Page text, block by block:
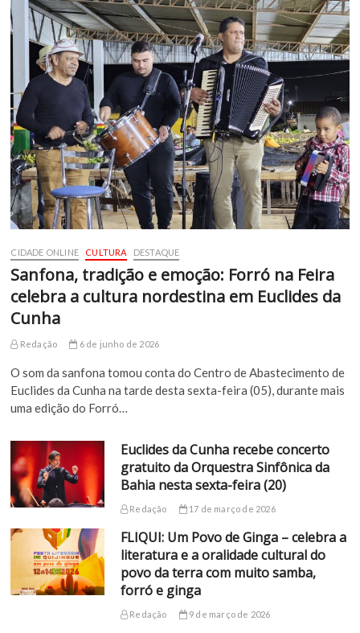
CIDADE ONLINE CULTURA DESTAQUE
Sanfona, tradição e emoção: Forró na Feira
celebra a cultura nordestina em Euclides da
Cunha
Redação 6 de junho de 2026
O som da sanfona tomou conta do Centro de Abastecimento de
Euclides da Cunha na tarde desta sexta-feira (05), durante mais
uma edição do Forró…
Euclides da Cunha recebe concerto
gratuito da Orquestra Sinfônica da
Bahia nesta sexta-feira (20)
Redação 17 de março de 2026
FLIQUI: Um Povo de Ginga – celebra a
literatura e a oralidade cultural do
povo da terra com muito samba,
forró e ginga
Redação 9 de março de 2026